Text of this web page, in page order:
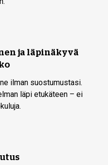
ja läpinäkyvä
ilman suostumustasi.
läpi etukäteen – ei